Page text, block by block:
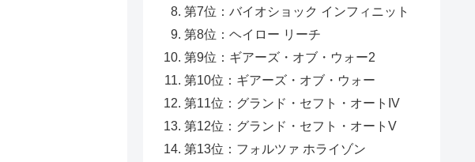
第7位：バイオショック インフィニット
第8位：ヘイロー リーチ
第9位：ギアーズ・オブ・ウォー2
第10位：ギアーズ・オブ・ウォー
第11位：グランド・セフト・オートIV
第12位：グランド・セフト・オートV
第13位：フォルツァ ホライゾン